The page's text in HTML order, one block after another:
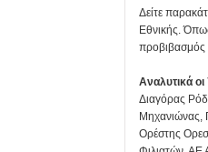
Δείτε
Εθνικής.
προβιβασμός
Αναλυτικά
Διαγόρας
Μηχανιώνας,
Ορέστης